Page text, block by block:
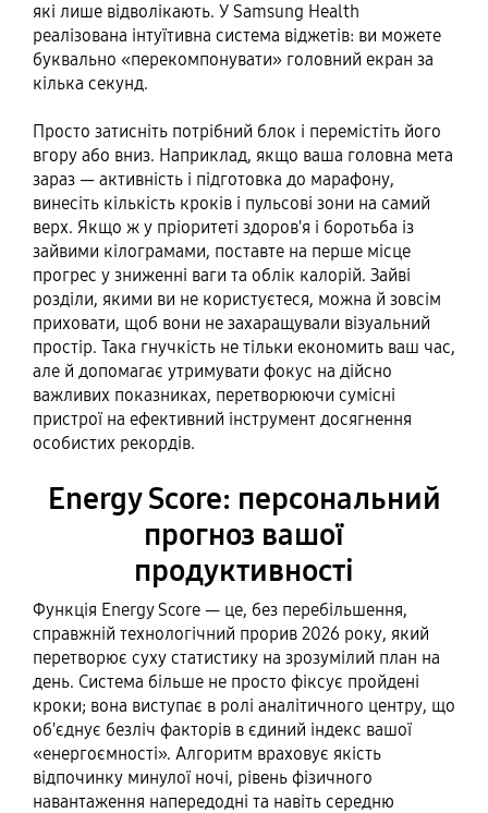
які лише відволікають. У Samsung Health
реалізована інтуїтивна система віджетів: ви можете
буквально «перекомпонувати» головний екран за
кілька секунд.
Просто затисніть потрібний блок і перемістіть його
вгору або вниз. Наприклад, якщо ваша головна мета
зараз — активність і підготовка до марафону,
винесіть кількість кроків і пульсові зони на самий
верх. Якщо ж у пріоритеті здоров'я і боротьба із
зайвими кілограмами, поставте на перше місце
прогрес у зниженні ваги та облік калорій. Зайві
розділи, якими ви не користуєтеся, можна й зовсім
приховати, щоб вони не захаращували візуальний
простір. Така гнучкість не тільки економить ваш час,
але й допомагає утримувати фокус на дійсно
важливих показниках, перетворюючи сумісні
пристрої на ефективний інструмент досягнення
особистих рекордів.
Energy Score: персональний
прогноз вашої
продуктивності
Функція Energy Score — це, без перебільшення,
справжній технологічний прорив 2026 року, який
перетворює суху статистику на зрозумілий план на
день. Система більше не просто фіксує пройдені
кроки; вона виступає в ролі аналітичного центру, що
об'єднує безліч факторів в єдиний індекс вашої
«енергоємності». Алгоритм враховує якість
відпочинку минулої ночі, рівень фізичного
навантаження напередодні та навіть середню